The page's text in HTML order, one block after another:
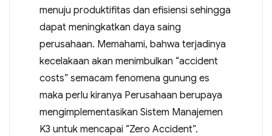
menuju produktifitas dan efisiensi sehingga
dapat meningkatkan daya saing
perusahaan. Memahami, bahwa terjadinya
kecelakaan akan menimbulkan “accident
costs” semacam fenomena gunung es
maka perlu kiranya Perusahaan berupaya
mengimplementasikan Sistem Manajemen
K3 untuk mencapai “Zero Accident”.